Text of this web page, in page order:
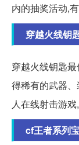
内的抽奖活动,
穿越火线钥
穿越火线钥匙
得稀有的武器
人在线射击游
cf王者系列